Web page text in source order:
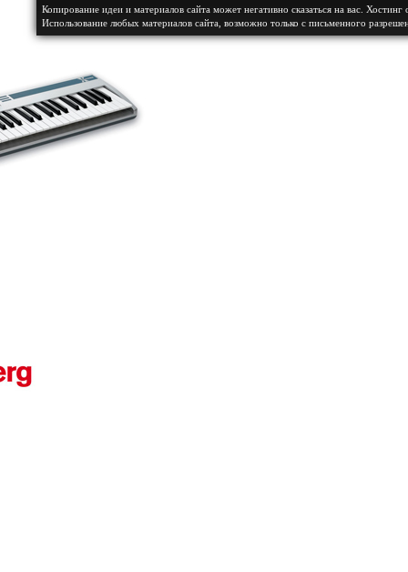
Копирование идеи и материалов сайта может негативно сказаться на вас. Хостинг
Использование любых материалов сайта, возможно только с письменного